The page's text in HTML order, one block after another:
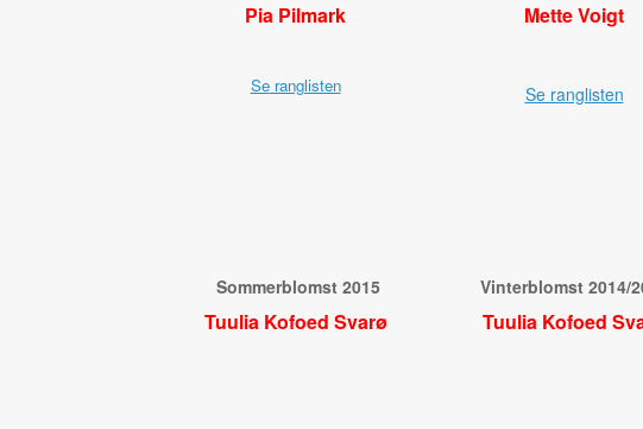
Pia Pilmark
Seranglisten
Mette Voigt
Se ranglisten
Sommerblomst 2015
Tuulia Kofoed Svarø
Vinterblomst 2014/
Tuulia Kofoed